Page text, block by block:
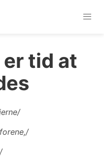
tid at